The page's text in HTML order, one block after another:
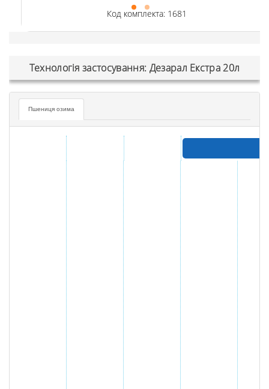
Код комплекта: 1681
Технологія застосування: Дезарал Екстра 20л
Пшениця озима